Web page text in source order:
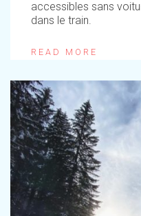
accessibles sans
dans le train.
READ MORE